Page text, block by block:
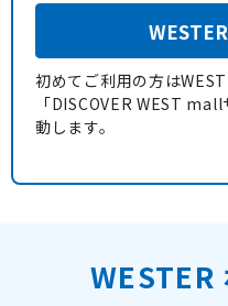
初めてご利用の方は
「DISCOVER WEST
動します。
WESTER